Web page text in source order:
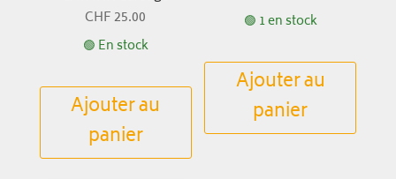
CHF25.00
🟢 En stock
Ajouter au
panier
🟢 1 en stock
Ajouter au
panier